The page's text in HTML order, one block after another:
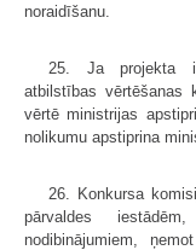
noraidīšanu.
25. Ja projekta
atbilstības vērtēšanas
vērtē ministrijas
nolikumu apstiprina
26. Konkursa
pārvaldes
nodibinājumiem,